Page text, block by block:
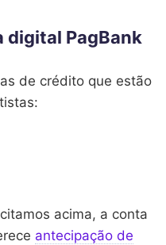
digital PagBank
de crédito que estão
acima, a conta
antecipação de